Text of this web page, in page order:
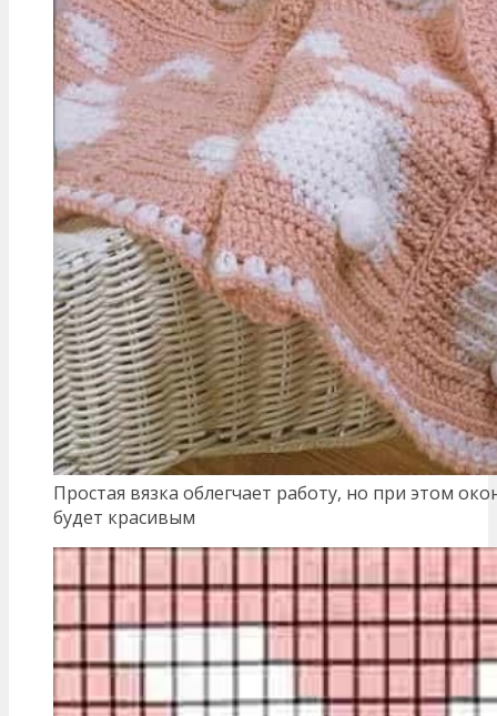
Простая вязка облегчает работу, но при этом
будет красивым